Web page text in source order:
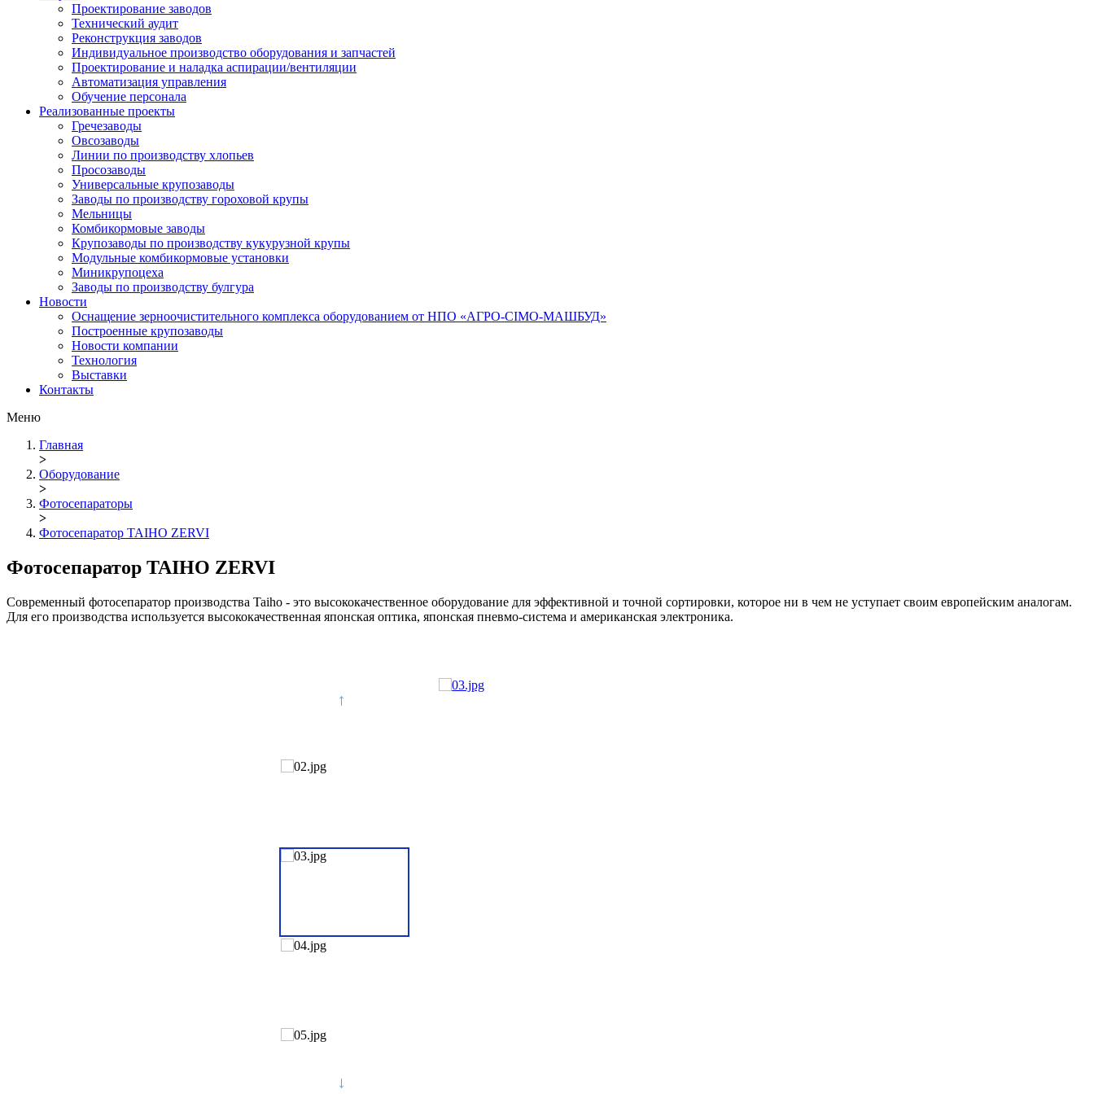
Проектирование заводов
Технический аудит
Реконструкция заводов
Индивидуальное производство оборудования и запчастей
Проектирование и наладка аспирации/вентиляции
Автоматизация управления
Обучение персонала
Реализованные проекты
Гречезаводы
Овсозаводы
Линии по производству хлопьев
Просозаводы
Универсальные крупозаводы
Заводы по производству гороховой крупы
Мельницы
Комбикормовые заводы
Крупозаводы по производству кукурузной крупы
Модульные комбикормовые установки
Миникрупоцеха
Заводы по производству булгура
Новости
Оснащение зерноочистительного комплекса оборудованием от НПО «АГРО-СІМО-МАШБУД»
Построенные крупозаводы
Новости компании
Технология
Выставки
Контакты
Меню
Главная
>
Оборудование
>
Фотосепараторы
>
Фотосепаратор TAIHO ZERVI
Фотосепаратор TAIHO ZERVI
Современный фотосепаратор производства Taiho - это высококачественное оборудование для эффективной и точной сортировки, которое ни в чем не уступает своим европейским аналогам.
Для его производства используется высококачественная японская оптика, японская пневмо-система и американская электроника.